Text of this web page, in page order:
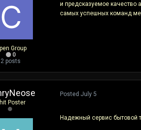
Group
0
2 posts
и предсказуемое качество
самых успешных команд
Poster
Posted July 5
Надежный сервис бытовой